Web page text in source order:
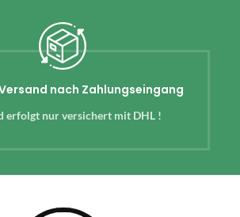
nach Zahlungseingang
erfolgt nur versichert mit DHL !